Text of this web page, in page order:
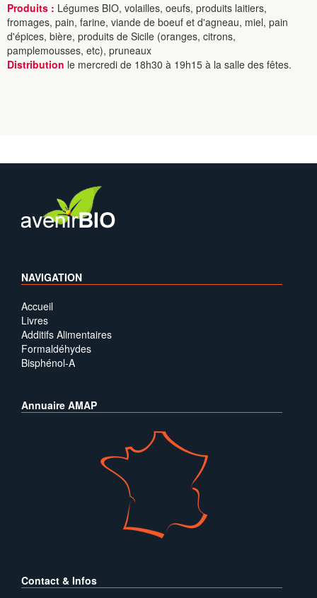
Produits : Légumes BIO, volailles, oeufs, produits laitiers,
fromages, pain, farine, viande de boeuf et d'agneau, miel, pain
d'épices, bière, produits de Sicile (oranges, citrons,
pamplemousses, etc), pruneaux
Distribution le mercredi de 18h30 à 19h15 à la salle des fêtes.
NAVIGATION
Accueil
Livres
Additifs Alimentaires
Formaldéhydes
Bisphénol-A
Annuaire AMAP
Contact & Infos